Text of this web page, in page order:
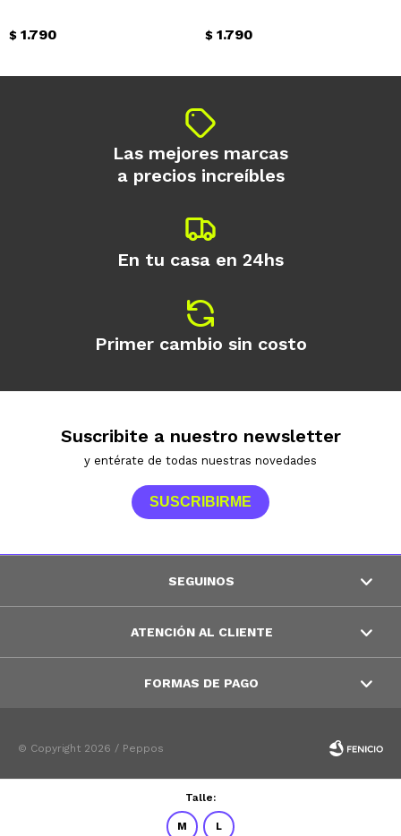
Talle:
M L
$ 1.790 $ 1.790
Las mejores marcas
a precios increíbles
En tu casa en 24hs
Primer cambio sin costo
Suscribite a nuestro newsletter
y entérate de todas nuestras novedades
SUSCRIBIRME
SEGUINOS
ATENCIÓN AL CLIENTE
FORMAS DE PAGO
© Copyright 2026 / Peppos